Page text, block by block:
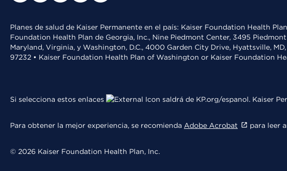
Planes de salud de Kaiser Permanente en el país: Kaiser Foundation Health
Foundation Health Plan de Georgia, Inc., Nine Piedmont Center, 3495
Maryland, Virginia, y Washington, D.C., 4000 Garden City Drive, Hyattsville,
97232 • Kaiser Foundation Health Plan of Washington or Kaiser Foundation
Si selecciona estos enlaces saldrá de KP.org/espanol. Kaiser
Para obtener la mejor experiencia, se recomienda Adobe Acrobat para leer
© 2026 Kaiser Foundation Health Plan, Inc.